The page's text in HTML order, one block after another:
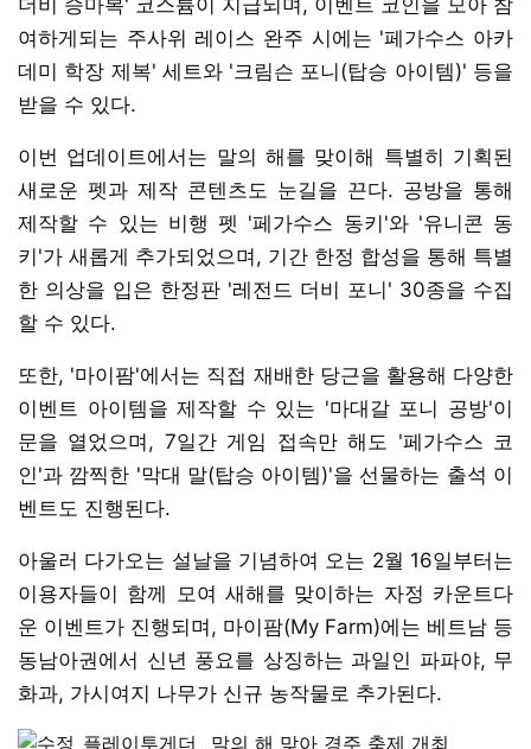
여하게되는 주사위 레이스 완주 시에는 '페가수스 아카
데미 학장 제복' 세트와 '크림슨 포니(탑승 아이템)' 등을
받을 수 있다.
이번 업데이트에서는 말의 해를 맞이해 특별히 기획된
새로운 펫과 제작 콘텐츠도 눈길을 끈다. 공방을 통해
제작할 수 있는 비행 펫 '페가수스 동키'와 '유니콘 동
키'가 새롭게 추가되었으며, 기간 한정 합성을 통해 특별
한 의상을 입은 한정판 '레전드 더비 포니' 30종을 수집
할 수 있다.
또한, '마이팜'에서는 직접 재배한 당근을 활용해 다양한
이벤트 아이템을 제작할 수 있는 '마대갈 포니 공방'이
문을 열었으며, 7일간 게임 접속만 해도 '페가수스 코
인'과 깜찍한 '막대 말(탑승 아이템)'을 선물하는 출석 이
벤트도 진행된다.
아울러 다가오는 설날을 기념하여 오는 2월 16일부터는
이용자들이 함께 모여 새해를 맞이하는 자정 카운트다
운 이벤트가 진행되며, 마이팜(My Farm)에는 베트남 등
동남아권에서 신년 풍요를 상징하는 과일인 파파야, 무
화과, 가시여지 나무가 신규 농작물로 추가된다.